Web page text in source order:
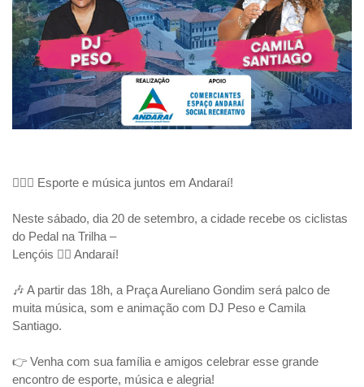
🚴‍♂️✨ Esporte e música juntos em Andaraí!
Neste sábado, dia 20 de setembro, a cidade recebe os ciclistas
do Pedal na Trilha –
Lençóis 🚴‍♂️ Andaraí!
🎶 A partir das 18h, a Praça Aureliano Gondim será palco de
muita música, som e animação com DJ Peso e Camila
Santiago.
👉 Venha com sua família e amigos celebrar esse grande
encontro de esporte, música e alegria!